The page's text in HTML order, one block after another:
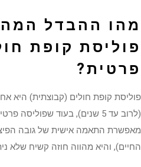
מהו ההבדל
פוליסת קופת
פרטית?
פוליסת קופת חולים (קבוצתית) היא
(לרוב עד 5 שנים), בעוד
מאפשרת התאמה אישית של גובה
החיים), והיא מהווה חוזה קשיח שלא